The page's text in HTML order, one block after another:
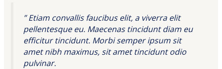
” Etiam convallis faucibus elit, a viverra elit
pellentesque eu. Maecenas tincidunt diam eu
efficitur tincidunt. Morbi semper ipsum sit
amet nibh maximus, sit amet tincidunt odio
pulvinar.